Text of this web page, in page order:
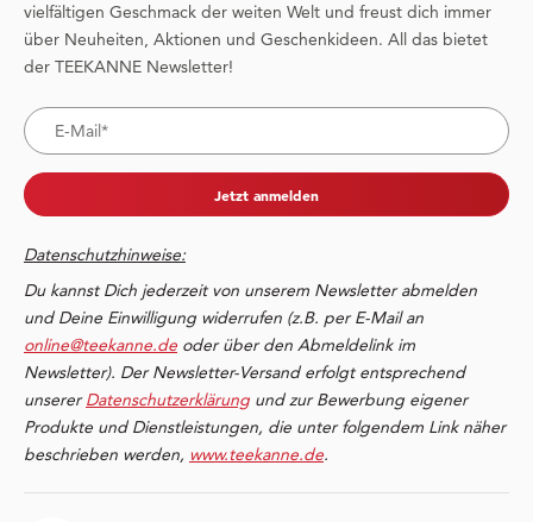
vielfältigen Geschmack der weiten Welt und freust dich immer
über Neuheiten, Aktionen und Geschenkideen. All das bietet
der TEEKANNE Newsletter!
Jetzt anmelden
Datenschutzhinweise:
Du kannst Dich jederzeit von unserem Newsletter abmelden
und Deine Einwilligung widerrufen (z.B. per E-Mail an
online@teekanne.de oder über den Abmeldelink im
Newsletter). Der Newsletter-Versand erfolgt entsprechend
unsererDatenschutzerklärung und zur Bewerbung eigener
Produkte und Dienstleistungen, die unter folgendem Link näher
beschrieben werden, www.teekanne.de.